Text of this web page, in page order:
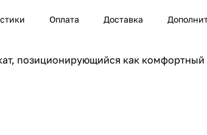
Оплата Доставка
позиционирующийся как